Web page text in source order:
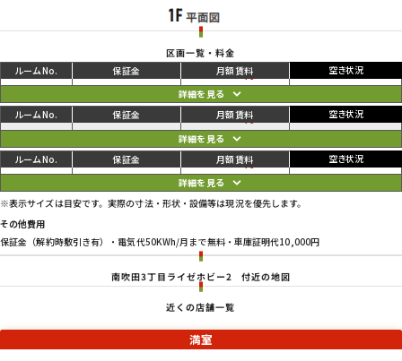
区画一覧・料金
01 89,100円 94,600円 ご利用中
02 85,800円 91,300円 ご利用中
03 89,100円 94,600円 ご利用中
※表示サイズは目安です。実際の寸法・形状・設備等は現況を優先します。
その他費用
保証金（解約時敷引き有）・電気代50KWh/月まで無料・車庫証明代10,000円
南吹田3丁目ライゼホビー2 付近の地図
近くの店舗一覧
満室